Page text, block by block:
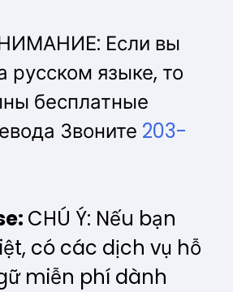
Если вы
русском языке, то
бесплатные
Звоните 203-
CHÚ Ý: Nếu bạn
có các dịch vụ hỗ
miễn phí dành